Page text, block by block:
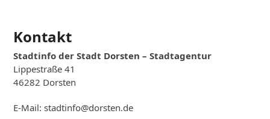
Kontakt
Stadtinfo der Stadt Dorsten – Stadtagentur
Lippestraße 41
46282 Dorsten
E-Mail: stadtinfo@dorsten.de